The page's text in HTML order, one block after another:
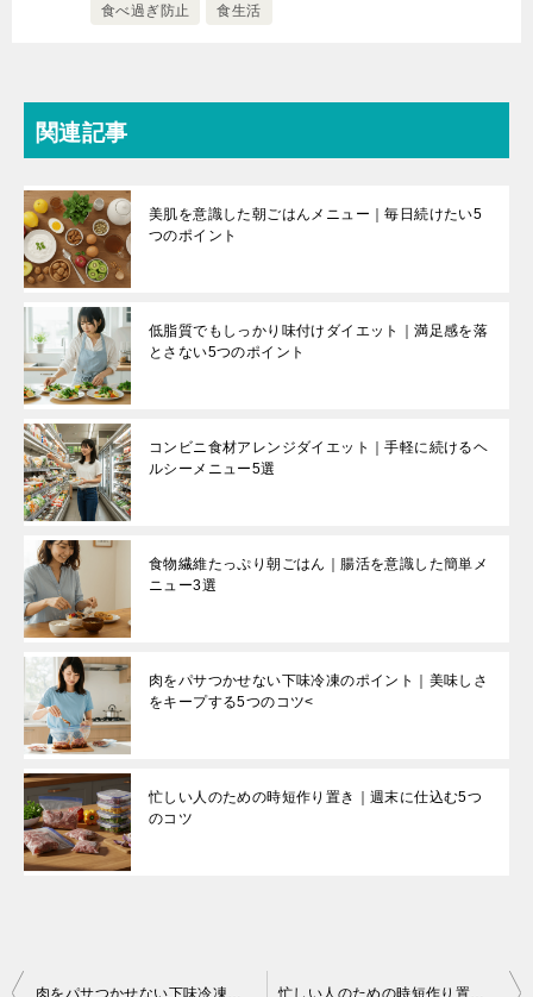
食べ過ぎ防止 食生活
関連記事
美肌を意識した朝ごはんメニュー｜毎日続けたい5
つのポイント
低脂質でもしっかり味付けダイエット｜満足感を落
とさない5つのポイント
コンビニ食材アレンジダイエット｜手軽に続けるヘ
ルシーメニュー5選
食物繊維たっぷり朝ごはん｜腸活を意識した簡単メ
ニュー3選
肉をパサつかせない下味冷凍のポイント｜美味しさ
をキープする5つのコツ<
忙しい人のための時短作り置き｜週末に仕込む5つ
のコツ